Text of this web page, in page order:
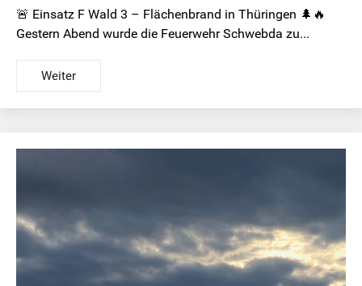
🚨 Einsatz F Wald 3 – Flächenbrand in Thüringen 🌲🔥
Gestern Abend wurde die Feuerwehr Schwebda zu...
Weiter